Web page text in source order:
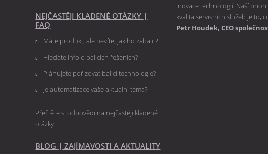
NEJČASTĚJI KLADENÉ OTÁZKY |
FAQ
Máte produkt, ale nevíte, jak ho zabalit?
Hledáte info o balicích řešeních?
Plánujete pořizovat balící technologie?
Je automatizace vaše aktuální téma?
Přečtěte si odpovědi na nejčastěji kladené
otázky.
BLOG | ZAJÍMAVOSTI A AKTUALITY
inovace technologií. Naší
kvalita servisních služeb je to,
Petr Houdek, CEO